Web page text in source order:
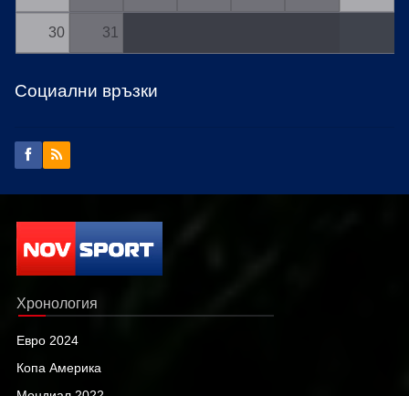
30 31
Социални връзки
Хронология
Евро 2024
Копа Америка